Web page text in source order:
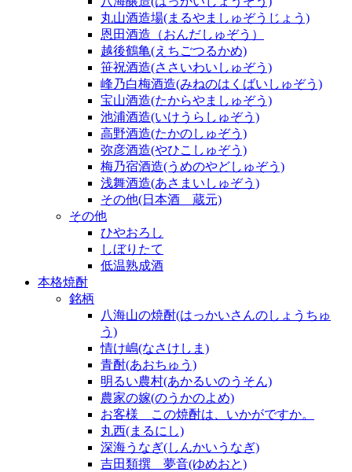
丸山酒造場(まるやましゅぞうじょう)
恩田酒造（おんだしゅぞう）
越後鶴亀(えちごつるかめ)
笹祝酒造(ささいわいしゅぞう)
峰乃白梅酒造(みねのはくばいしゅぞう)
宝山酒造(たからやましゅぞう)
池浦酒造(いけうらしゅぞう)
高野酒造(たかのしゅぞう)
弥彦酒造(やひこしゅぞう)
梅乃宿酒造(うめのやどしゅぞう)
浅舞酒造(あさまいしゅぞう)
その他(日本酒 蔵元)
その他
ひやおろし
しぼりたて
低温熟成酒
本格焼酎
銘柄
八海山の焼酎(はっかいさんのしょうちゅ
う)
情け嶋(なさけしま)
青酎(あおちゅう)
明るい農村(あかるいのうそん)
農家の嫁(のうかのよめ)
お客様 この焼酎は、いかがですか。
丸西(まるにし)
深海うなぎ(しんかいうなぎ)
吉田類撰 夢音(ゆめおと)